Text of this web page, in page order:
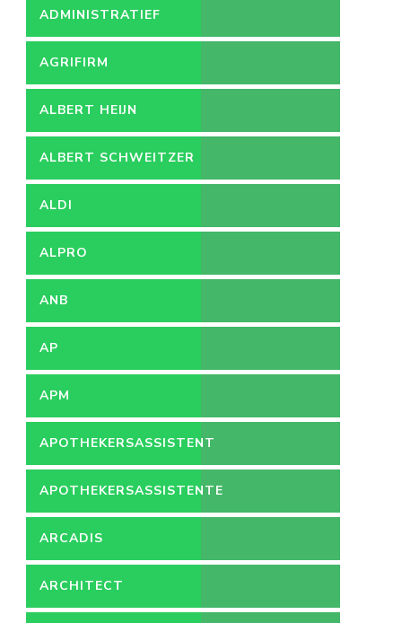
ADMINISTRATIEF
MEDEWERKER
AGRIFIRM
ALBERT HEIJN
ALBERT SCHWEITZER
ZIEKENHUIS
ALDI
ALPRO
ANB
AP
APM
APOTHEKERSASSISTENT
APOTHEKERSASSISTENTE
ARCADIS
ARCHITECT